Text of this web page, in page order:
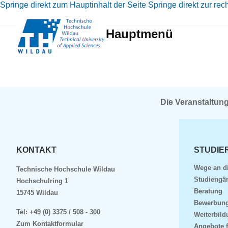
Springe direkt zum Hauptinhalt der Seite Springe direkt zur
Hauptmenü
Die
KONTAKT
Technische Hochschule Wildau
Hochschulring 1
15745 Wildau
Tel: +49 (0) 3375 / 508 - 300
Zum Kontaktformular
Wege an
Beratung
Angebote